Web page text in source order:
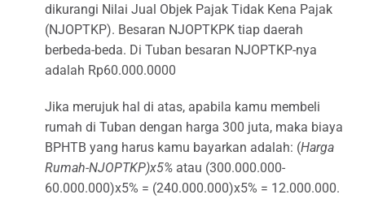
dikurangi Nilai Jual Objek Pajak Tidak Kena Pajak
(NJOPTKP). Besaran NJOPTKPK tiap daerah
berbeda-beda. Di Tuban besaran NJOPTKP-nya
adalah Rp60.000.0000
Jika merujuk hal di atas, apabila kamu membeli
rumah di Tuban dengan harga 300 juta, maka biaya
BPHTB yang harus kamu bayarkan adalah: (Harga
Rumah-NJOPTKP)x5% atau (300.000.000-
60.000.000)x5% = (240.000.000)x5% = 12.000.000.